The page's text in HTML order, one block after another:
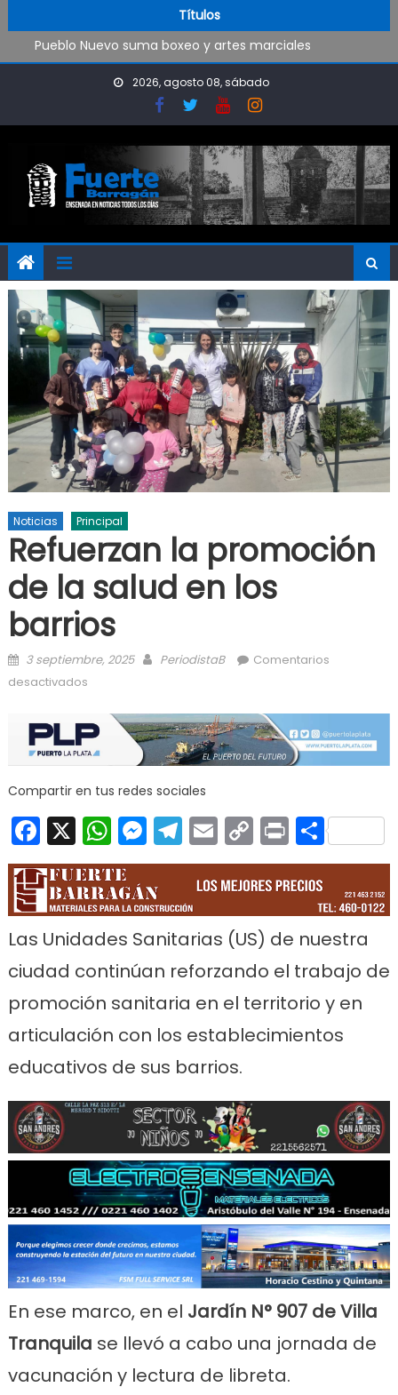
Títulos
Trabajos de mantenimiento y mejoras en la Isla Santiago
Pueblo Nuevo suma boxeo y artes marciales
OPINIÓN: ¿Hasta cuándo vamos a soportar todo esto?
El Rojo juega este sábado en Ensenada y necesita ganar
2026, agosto 08, sábado
Noticias Principal
Refuerzan la promoción
de la salud en los
barrios
Posted on
3 septiembre, 2025 Author
PeriodistaB
Comentarios
desactivados
Compartir en tus redes sociales
Facebook
X WhatsApp
Messenger
Telegram
EmailCopy
Link
Print
Las Unidades Sanitarias (US) de nuestra
ciudad continúan reforzando el trabajo de
promoción sanitaria en el territorio y en
articulación con los establecimientos
educativos de sus barrios.
En ese marco, en el Jardín N° 907 de Villa
Tranquila se llevó a cabo una jornada de
vacunación y lectura de libreta.